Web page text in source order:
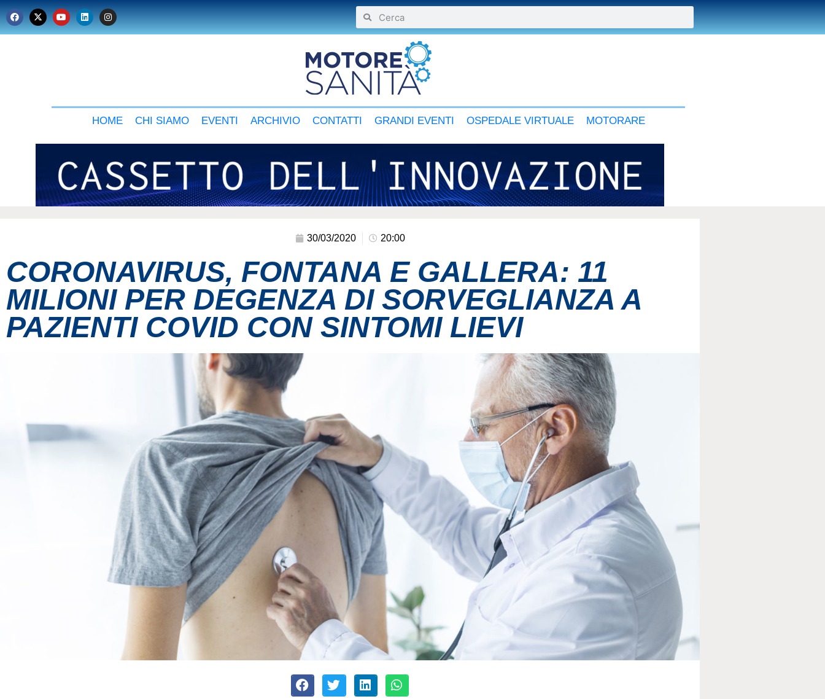
HOME CHI SIAMO EVENTI ARCHIVIO CONTATTI GRANDI EVENTI OSPEDALE VIRTUALE MOTORARE
30/03/2020 20:00
CORONAVIRUS, FONTANA E GALLERA: 11
MILIONI PER DEGENZA DI SORVEGLIANZA A
PAZIENTI COVID CON SINTOMI LIEVI